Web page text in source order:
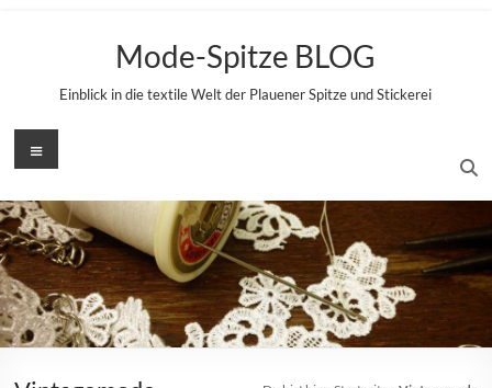
Mode-Spitze BLOG
Einblick in die textile Welt der Plauener Spitze und Stickerei
Menü